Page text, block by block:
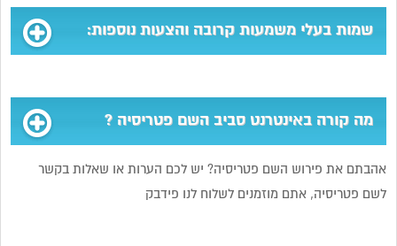
שמות בעלי משמעות קרובה והצעות נוספות:
מה קורה באינטרנט סביב השם פטריסיה ?
אהבתם את פירוש השם פטריסיה? יש לכם הערות או שאלות בקשר
לשם פטריסיה, אתם מוזמנים לשלוח לנו פידבק